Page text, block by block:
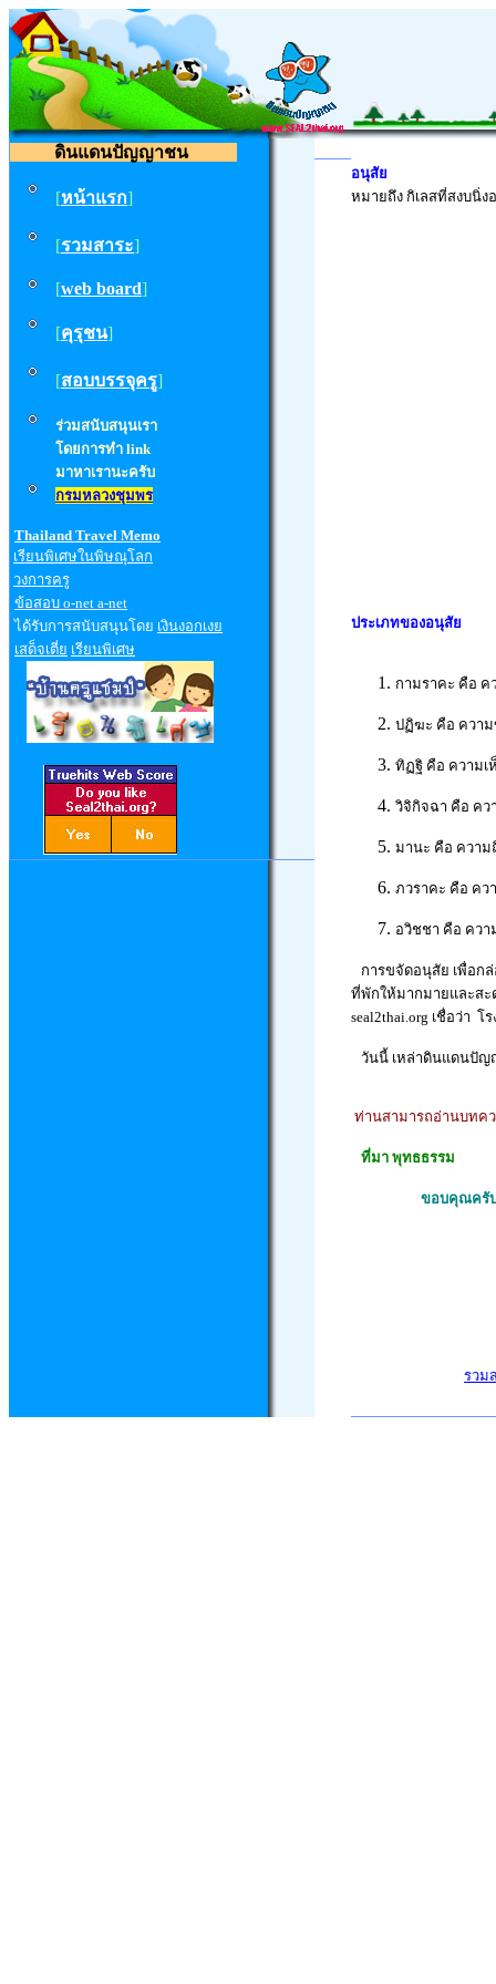
ดินแดนปัญญาชน
[หน้าแรก]
[รวมสาระ]
[web board]
[คุรุชน]
[สอบบรรจุครู]
ร่วมสนับสนุนเรา
โดยการทำ link
มาหาเรานะครับ
กรมหลวงชุมพร
Thailand Travel Memo
เรียนพิเศษในพิษณุโลก
วงการครู
ข้อสอบ o-net a-net
ได้รับการสนับสนุนโดย เงินงอกเงย
เสด็จเตี่ย เรียนพิเศษ
อนุสัย
หมายถึง กิเลสที่สงบนิ่ง
ประเภทของอนุสัย
กามราคะ คือ
ปฏิฆะ คือ ควา
ทิฏฐิ คือ ความเ
วิจิกิจฉา คือ คว
มานะ คือ ความ
ภวราคะ คือ ค
อวิชชา คือ คว
การขจัดอนุสัย เพื่อก
ที่พักให้มากมายและสะ
seal2thai.org เชื่อว่า โ
วันนี้ เหล่าดินแดนปัญ
ท่านสามารถอ่านบทค
ที่มา พุทธธรรม
ขอบคุณครั
รวม